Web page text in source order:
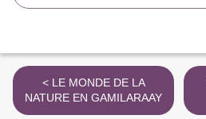
< LE MONDE DE LA
NATURE EN GAMILARAAY